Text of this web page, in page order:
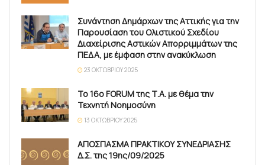
Συνάντηση Δημάρχων της Αττικής για την
Παρουσίαση του Ολιστικού Σχεδίου
Διαχείρισης Αστικών Απορριμμάτων της
ΠΕΔΑ, με έμφαση στην ανακύκλωση
23 ΟΚΤΩΒΡΊΟΥ 2025
Το 16ο FORUM της Τ.Α. με θέμα την
Τεχνητή Νοημοσύνη
13 ΟΚΤΩΒΡΊΟΥ 2025
ΑΠΟΣΠΑΣΜΑ ΠΡΑΚΤΙΚΟΥ ΣΥΝΕΔΡΙΑΣΗΣ
Δ.Σ. της 19ης/09/2025